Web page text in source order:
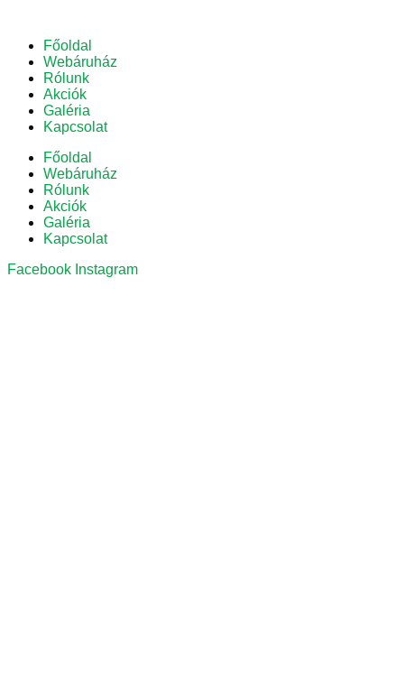
Főoldal
Webáruház
Rólunk
Akciók
Galéria
Kapcsolat
Főoldal
Webáruház
Rólunk
Akciók
Galéria
Kapcsolat
Facebook Instagram